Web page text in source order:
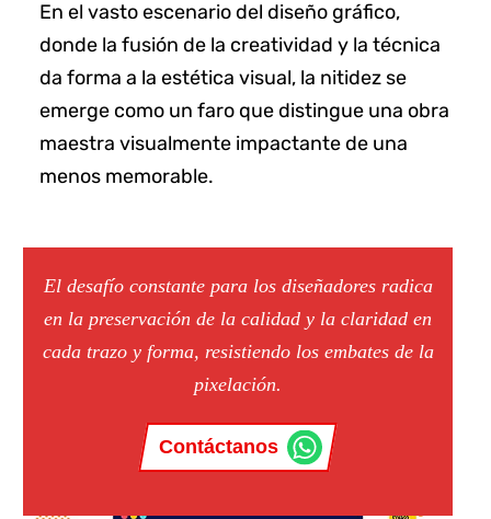
En el vasto escenario del diseño gráfico,
donde la fusión de la creatividad y la técnica
da forma a la estética visual, la nitidez se
emerge como un faro que distingue una obra
maestra visualmente impactante de una
menos memorable.
El desafío constante para los diseñadores radica
en la preservación de la calidad y la claridad en
cada trazo y forma, resistiendo los embates de la
pixelación.
Contáctanos